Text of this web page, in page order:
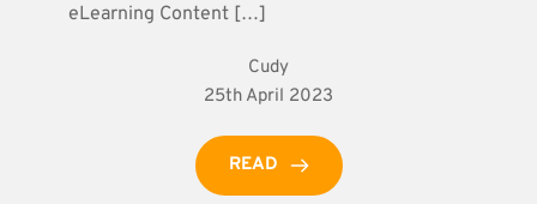
eLearning Content […]
Cudy
25th April 2023
READ